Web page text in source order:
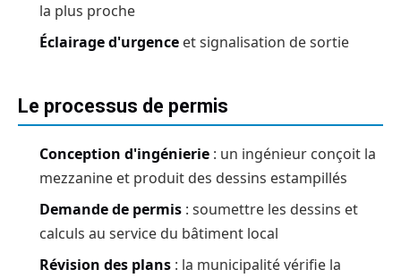
la plus proche
Éclairage d'urgence et signalisation de sortie
Le processus de permis
Conception d'ingénierie : un ingénieur conçoit la
mezzanine et produit des dessins estampillés
Demande de permis : soumettre les dessins et
calculs au service du bâtiment local
Révision des plans : la municipalité vérifie la